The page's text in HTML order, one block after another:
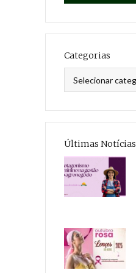
Categorias
Últimas Notícias